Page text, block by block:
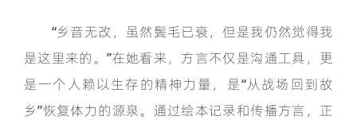
“乡音无改，虽然鬓毛已衰，但是我仍然觉得我
是这里来的。”在她看来，方言不仅是沟通工具，更
是一个人赖以生存的精神力量，是“从战场回到故
乡”恢复体力的源泉。通过绘本记录和传播方言，正